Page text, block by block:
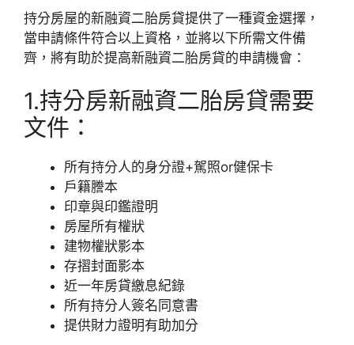
持分房屋的新融資二胎房貸提供了一種資金選擇，
當申請條件符合以上資格，並將以下所需文件備
齊，將有助於提高新融資二胎房貸的申請機會：
1.持分房新融資二胎房貸需要
文件：
所有持分人的身分證+駕照or健保卡
戶籍謄本
印章與印鑑證明
房屋所有權狀
建物權狀影本
存摺封面影本
近一年房貸繳息紀錄
所有持分人簽名同意書
提供財力證明有助加分